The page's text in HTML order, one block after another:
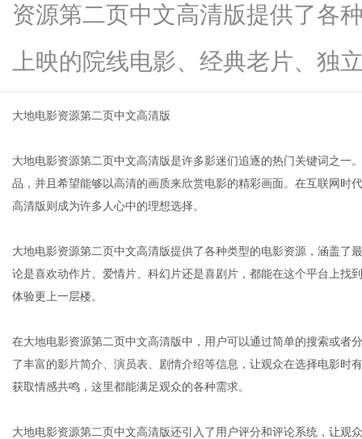
资源第二页中文高清版提供了各
上映的院线电影、经典老片、独
大地电影资源第二页中文高清版
大地电影资源第二页中文高清版是许多影迷们追逐的热门关键词之一
品，并且希望能够以高清的画质来欣赏电影的精彩画面。在互联网时
高清版则成为许多人心中的理想选择。
大地电影资源第二页中文高清版提供了各种类型的电影资源，涵盖了
论是喜欢动作片、爱情片、科幻片还是喜剧片，都能在这个平台上找
体验更上一层楼。
在大地电影资源第二页中文高清版中，用户可以通过简单的搜索或者
了丰富的影片简介、演员表、剧情介绍等信息，让观众在选择电影时
获取情感共鸣，这里都能满足观众的各种需求。
大地电影资源第二页中文高清版还引入了用户评分和评论系统，让观